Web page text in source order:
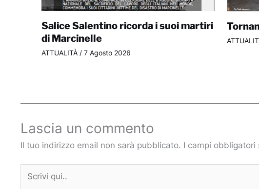
Salice Salentino ricorda i suoi martiri
di Marcinelle
ATTUALITÀ/ 7 Agosto 2026
Lascia un commento
Il tuo indirizzo email non sarà pubblicato. I campi obbligatori
qui..